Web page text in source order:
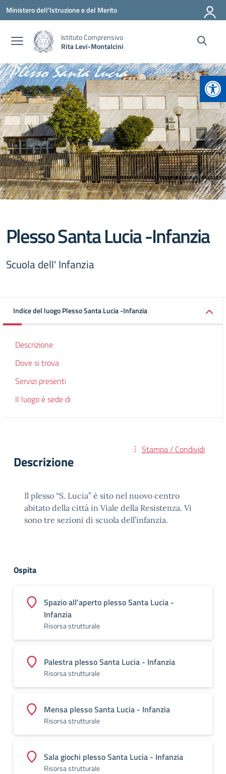
Vai ai contenuti
Vai al menu di navigazione
Vai al footer
Ministero dell'Istruzione e del Merito
Istituto Comprensivo
Rita Levi-Montalcini
Plesso Santa Lucia -Infanzia
Scuola dell' Infanzia
Indice del luogo Plesso Santa Lucia -Infanzia
Descrizione
Dove si trova
Servizi presenti
Il luogo è sede di
Stampa / Condividi
Descrizione
Il plesso “S. Lucia” è sito nel nuovo centro
abitato della città in Viale della Resistenza. Vi
sono tre sezioni di scuola dell’infanzia.
Ospita
Spazio all'aperto plesso Santa Lucia -
Infanzia
Risorsa strutturale
Palestra plesso Santa Lucia - Infanzia
Risorsa strutturale
Mensa plesso Santa Lucia - Infanzia
Risorsa strutturale
Sala giochi plesso Santa Lucia - Infanzia
Risorsa strutturale